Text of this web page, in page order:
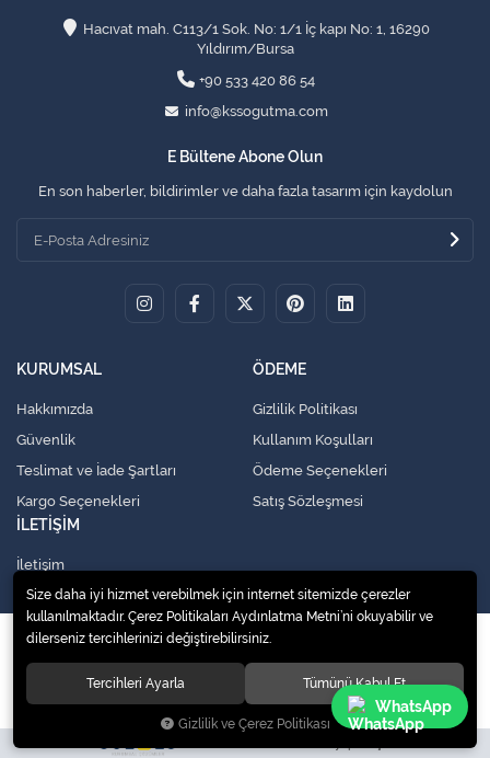
WhatsApp
Hacıvat mah. C113/1 Sok. No: 1/1 İç kapı No: 1, 16290
Yıldırım/Bursa
+90 533 420 86 54
info@kssogutma.com
E Bültene Abone Olun
En son haberler, bildirimler ve daha fazla tasarım için kaydolun
KURUMSAL
Hakkımızda
Güvenlik
Teslimat ve İade Şartları
Kargo Seçenekleri
ÖDEME
Gizlilik Politikası
Kullanım Koşulları
Ödeme Seçenekleri
Satış Sözleşmesi
İLETİŞİM
İletişim
© 2020Küresel Soğutma Sistemleri Yedek Parça San. Ve Tic. Ltd. Şti.
Size daha iyi hizmet verebilmek için internet sitemizde çerezler
kullanılmaktadır. Çerez Politikaları Aydınlatma Metni’ni okuyabilir ve
dilerseniz tercihlerinizi değiştirebilirsiniz.
Tercihleri Ayarla Tümünü Kabul Et
Gizlilik ve Çerez Politikası